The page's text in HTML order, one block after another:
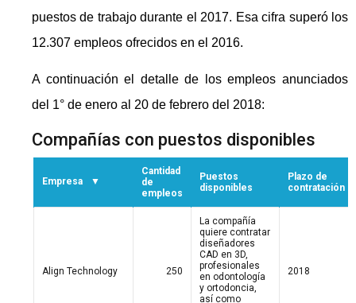
puestos de trabajo durante el 2017. Esa cifra superó los
12.307 empleos ofrecidos en el 2016.
A continuación el detalle de los empleos anunciados
del 1° de enero al 20 de febrero del 2018: